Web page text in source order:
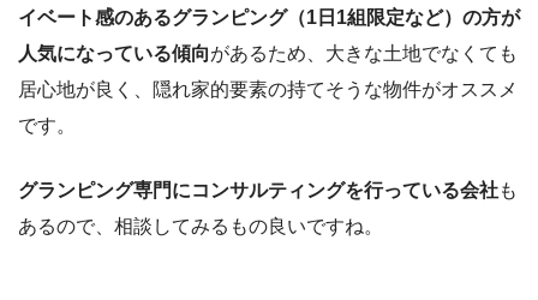
イベート感のあるグランピング（1日1組限定など）の方が
人気になっている傾向があるため、大きな土地でなくても
居心地が良く、隠れ家的要素の持てそうな物件がオススメ
です。
グランピング専門にコンサルティングを行っている会社も
あるので、相談してみるもの良いですね。